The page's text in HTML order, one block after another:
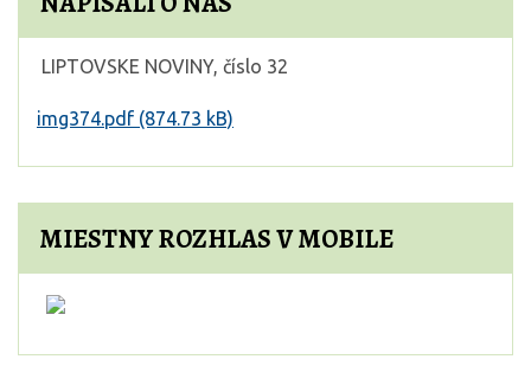
LIPTOVSKE NOVINY, číslo 32
img374.pdf (874.73 kB)
MIESTNY ROZHLAS V MOBILE